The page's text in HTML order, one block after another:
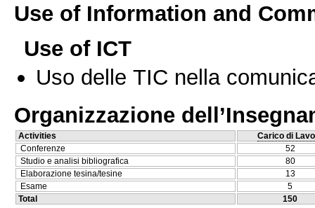
Use of Information and
Use of ICT
Uso delle TIC nella
Organizzazione
Activities
Carico di
Conferenze
52
Studio e analisi bibliografica
80
Elaborazione tesina/tesine
13
Esame
5
Total
150